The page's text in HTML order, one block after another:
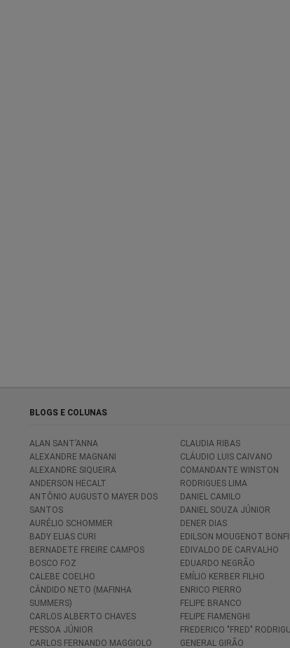
BLOGS E COLUNAS
ALAN SANT’ANNA
ALEXANDRE MAGNANI
ALEXANDRE SIQUEIRA
ANDERSON HECALT
ANTÔNIO AUGUSTO MAYER DOS
SANTOS
AURÉLIO SCHOMMER
BADY ELIAS CURI
BERNADETE FREIRE CAMPOS
BOSCO FOZ
CALEBE COELHO
CÂNDIDO NETO (MAFINHA
SUMMERS)
CARLOS ALBERTO CHAVES
PESSOA JÚNIOR
CARLOS FERNANDO MAGGIOLO
CLAUDIA RIBAS
CLÁUDIO LUIS CAIVANO
COMANDANTE WINSTON
RODRIGUES LIMA
DANIEL CAMILO
DANIEL SOUZA JÚNIOR
DENER DIAS
EDILSON MOUGENOT
EDIVALDO DE CARVALHO
EDUARDO NEGRÃO
EMÍLIO KERBER FILHO
ENRICO PIERRO
FELIPE BRANCO
FELIPE FIAMENGHI
FREDERICO "FRED"
GENERAL GIRÃO